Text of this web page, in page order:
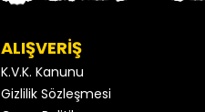
ALIŞVERİŞ
K.V.K. Kanunu
Gizlilik Sözleşmesi